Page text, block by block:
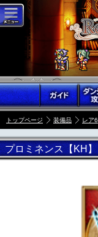
トップページ 装備品 レア6
プロミネンス【KH】